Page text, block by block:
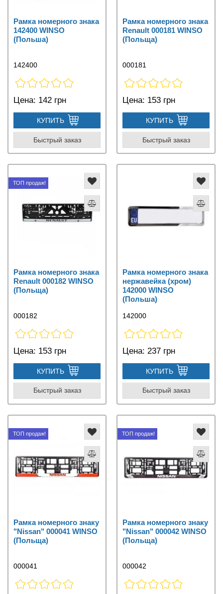
Рамка номерного знака
142400 WINSO
(Польша)
142400
Цена: 142 грн
КУПИТЬ
Быстрый заказ
Рамка номерного знака
Renault 000181 WINSO
(Польща)
000181
Цена: 153 грн
КУПИТЬ
Быстрый заказ
ТОП продаж!
Рамка номерного знака
Renault 000182 WINSO
(Польща)
000182
Цена: 153 грн
КУПИТЬ
Быстрый заказ
Рамка номерного знака
нержавейка (хром)
142000 WINSO
(Польша)
142000
Цена: 237 грн
КУПИТЬ
Быстрый заказ
ТОП продаж!
Рамка номерного знаку
"Nissan" 000041 WINSO
(Польща)
000041
ТОП продаж!
Рамка номерного знаку
"Nissan" 000042 WINSO
(Польща)
000042